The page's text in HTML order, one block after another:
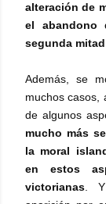
alteración de
el abandono
segunda
Además, se
muchos casos,
de algunos
mucho más
la moral
en estos
victorianas .